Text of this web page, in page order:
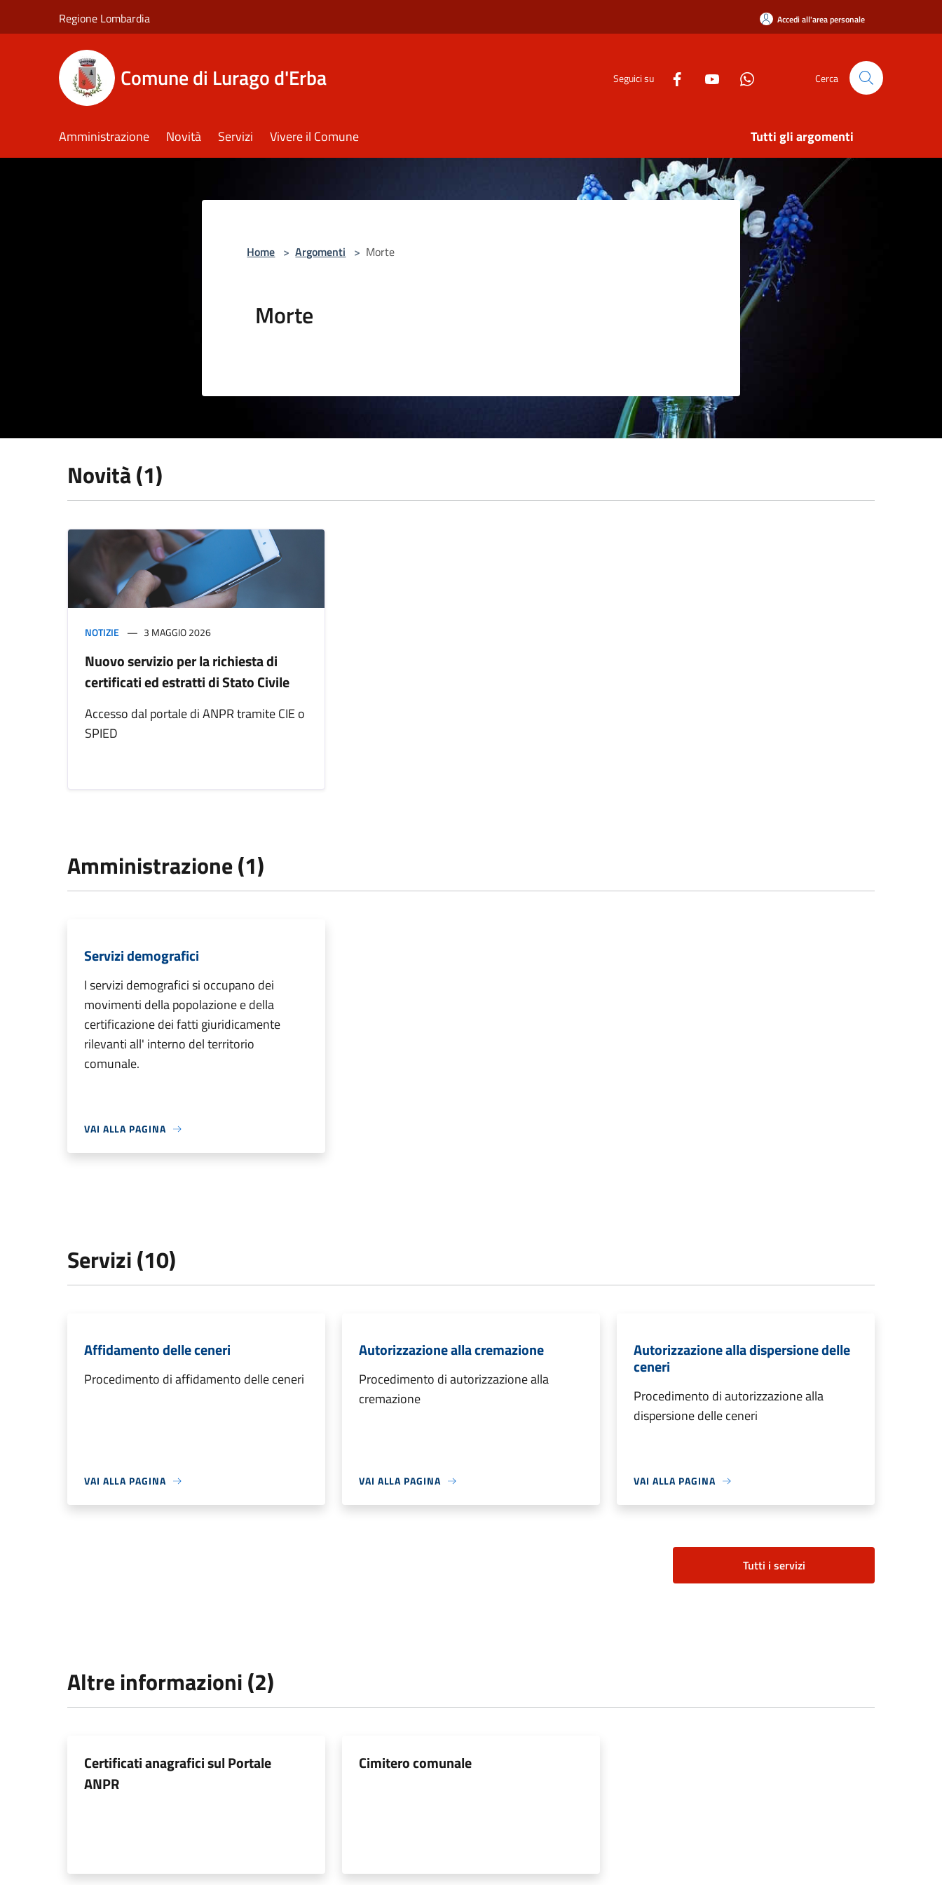
Regione Lombardia Accedi all'area personale
Comune di Lurago d'Erba Seguici su Cerca
Amministrazione Novità Servizi Vivere il Comune Tutti gli argomenti
Home > Argomenti > Morte
Morte
Novità (1)
NOTIZIE 3 MAGGIO 2026
Nuovo servizio per la richiesta di
certificati ed estratti di Stato Civile
Accesso dal portale di ANPR tramite CIE o
SPIED
Amministrazione (1)
Servizi demografici
I servizi demografici si occupano dei
movimenti della popolazione e della
certificazione dei fatti giuridicamente
rilevanti all' interno del territorio
comunale.
VAI ALLA PAGINA
Servizi (10)
Affidamento delle ceneri
Procedimento di affidamento delle ceneri
VAI ALLA PAGINA
Autorizzazione alla cremazione
Procedimento di autorizzazione alla
cremazione
VAI ALLA PAGINA
Autorizzazione alla dispersione delle
ceneri
Procedimento di autorizzazione alla
dispersione delle ceneri
VAI ALLA PAGINA
Tutti i servizi
Altre informazioni (2)
Certificati anagrafici sul Portale
ANPR
Cimitero comunale